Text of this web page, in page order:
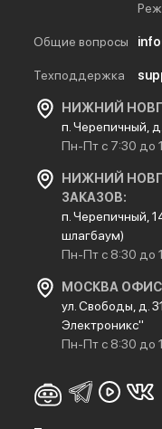
Общие вопросы
Техподдержка
НИЖНИЙ
п. Черепичный,
Пн-Пт с 7:30 до
НИЖНИЙ
ЗАКАЗОВ:
п. Черепичный,
шлагбаум)
Пн-Пт с 8:30 до
МОСКВА
ул. Свободы, д.
Электроникс"
Пн-Пт с 8:30 до